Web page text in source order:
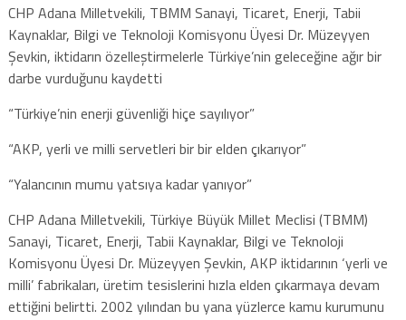
CHP Adana Milletvekili, TBMM Sanayi, Ticaret, Enerji, Tabii
Kaynaklar, Bilgi ve Teknoloji Komisyonu Üyesi Dr. Müzeyyen
Şevkin, iktidarın özelleştirmelerle Türkiye’nin geleceğine ağır bir
darbe vurduğunu kaydetti
“Türkiye’nin enerji güvenliği hiçe sayılıyor”
“AKP, yerli ve milli servetleri bir bir elden çıkarıyor”
“Yalancının mumu yatsıya kadar yanıyor”
CHP Adana Milletvekili, Türkiye Büyük Millet Meclisi (TBMM)
Sanayi, Ticaret, Enerji, Tabii Kaynaklar, Bilgi ve Teknoloji
Komisyonu Üyesi Dr. Müzeyyen Şevkin, AKP iktidarının ‘yerli ve
milli’ fabrikaları, üretim tesislerini hızla elden çıkarmaya devam
ettiğini belirtti. 2002 yılından bu yana yüzlerce kamu kurumunu